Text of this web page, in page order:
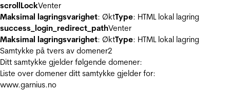
scrollLockVenter
Maksimal lagringsvarighet: ØktType: HTML lokal lagring
success_login_redirect_pathVenter
Maksimal lagringsvarighet: ØktType: HTML lokal lagring
Samtykke på tvers av domener2
Ditt samtykke gjelder følgende domener:
Liste over domener ditt samtykke gjelder for:
www.garnius.no